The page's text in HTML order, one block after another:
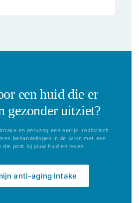
een huid die er
gezonder uitziet?
en ontvang een eerlijk, realistisch
behandelingen in de salon met een
die past bij jouw huid en leven.
anti-aging intake